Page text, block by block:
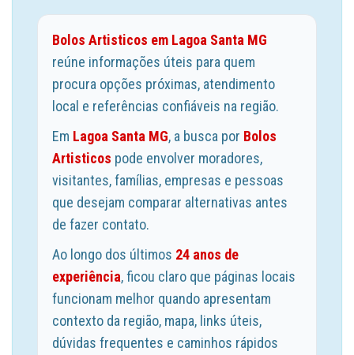
Bolos Artisticos em Lagoa Santa MG
reúne informações úteis para quem
procura opções próximas, atendimento
local e referências confiáveis na região.
Em Lagoa Santa MG, a busca por Bolos
Artisticos pode envolver moradores,
visitantes, famílias, empresas e pessoas
que desejam comparar alternativas antes
de fazer contato.
Ao longo dos últimos 24 anos de
experiência, ficou claro que páginas locais
funcionam melhor quando apresentam
contexto da região, mapa, links úteis,
dúvidas frequentes e caminhos rápidos